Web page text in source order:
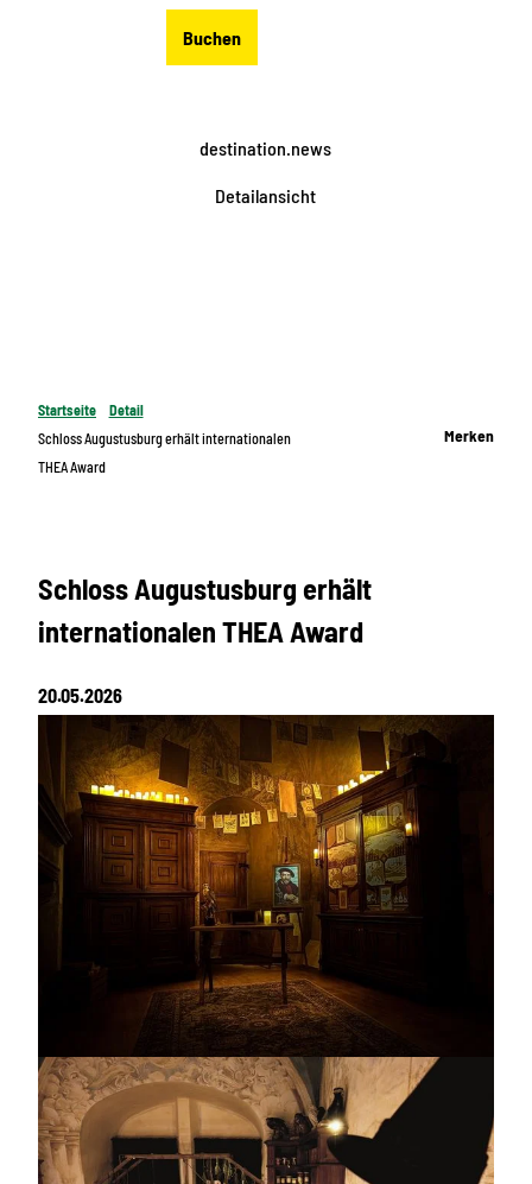
Buchen
destination.news
Detailansicht
Startseite
Detail
Schloss Augustusburg erhält internationalen
THEA Award
Merken
Schloss Augustusburg erhält
internationalen THEA Award
20.05.2026